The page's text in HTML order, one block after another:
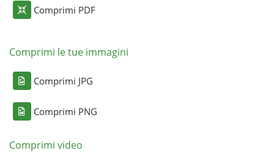
Comprimi PDF
Comprimi le tue immagini
Comprimi JPG
Comprimi PNG
Comprimi video